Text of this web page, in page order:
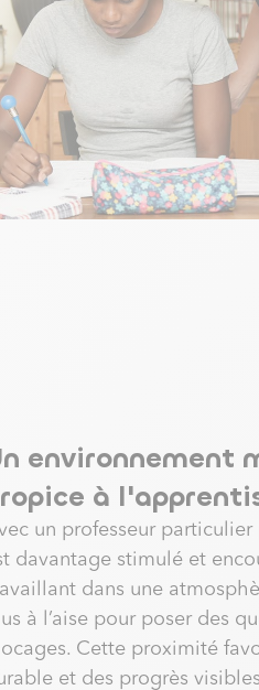
environnement
à
un professeur particulier
davantage stimulé et
dans une
à l’aise pour poser des
Cette proximité
et des progrès